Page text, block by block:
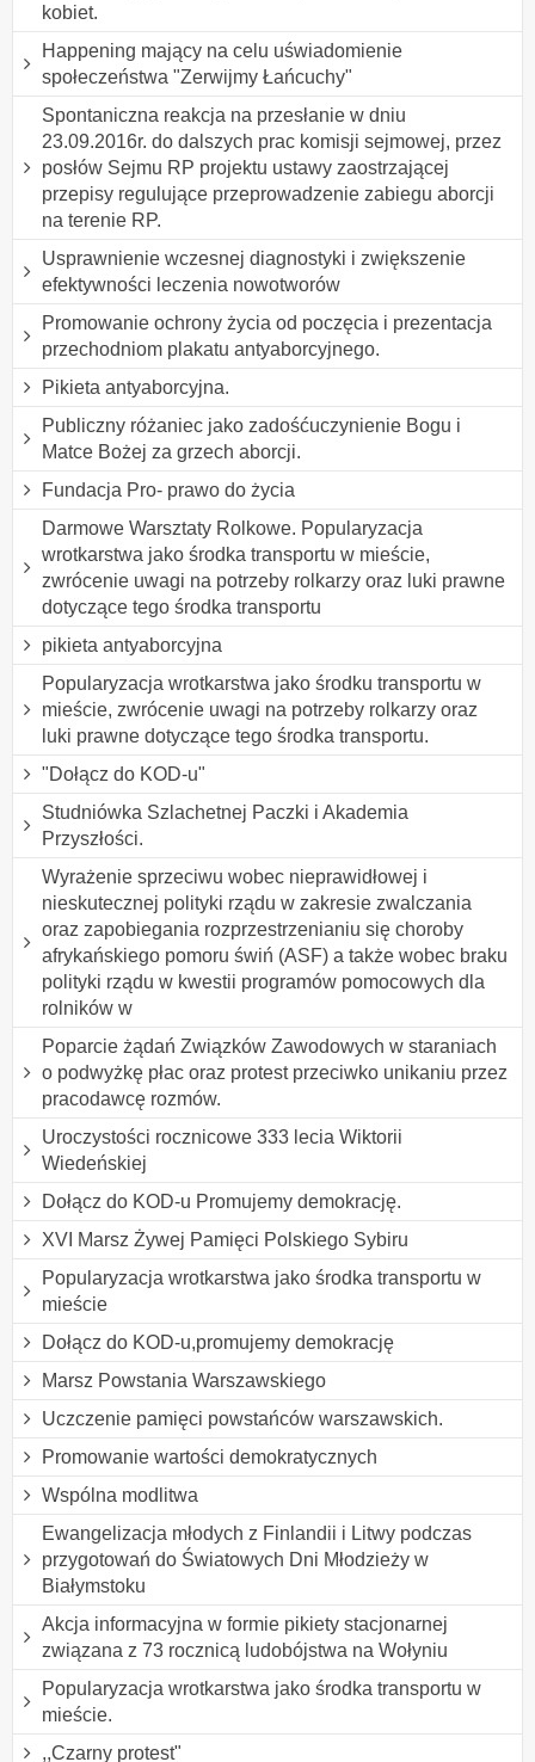
kobiet.
Happening mający na celu uświadomienie
społeczeństwa "Zerwijmy Łańcuchy"
Spontaniczna reakcja na przesłanie w dniu
23.09.2016r. do dalszych prac komisji sejmowej, przez
posłów Sejmu RP projektu ustawy zaostrzającej
przepisy regulujące przeprowadzenie zabiegu aborcji
na terenie RP.
Usprawnienie wczesnej diagnostyki i zwiększenie
efektywności leczenia nowotworów
Promowanie ochrony życia od poczęcia i prezentacja
przechodniom plakatu antyaborcyjnego.
Pikieta antyaborcyjna.
Publiczny różaniec jako zadośćuczynienie Bogu i
Matce Bożej za grzech aborcji.
Fundacja Pro- prawo do życia
Darmowe Warsztaty Rolkowe. Popularyzacja
wrotkarstwa jako środka transportu w mieście,
zwrócenie uwagi na potrzeby rolkarzy oraz luki prawne
dotyczące tego środka transportu
pikieta antyaborcyjna
Popularyzacja wrotkarstwa jako środku transportu w
mieście, zwrócenie uwagi na potrzeby rolkarzy oraz
luki prawne dotyczące tego środka transportu.
"Dołącz do KOD-u"
Studniówka Szlachetnej Paczki i Akademia
Przyszłości.
Wyrażenie sprzeciwu wobec nieprawidłowej i
nieskutecznej polityki rządu w zakresie zwalczania
oraz zapobiegania rozprzestrzenianiu się choroby
afrykańskiego pomoru świń (ASF) a także wobec braku
polityki rządu w kwestii programów pomocowych dla
rolników w
Poparcie żądań Związków Zawodowych w staraniach
o podwyżkę płac oraz protest przeciwko unikaniu przez
pracodawcę rozmów.
Uroczystości rocznicowe 333 lecia Wiktorii
Wiedeńskiej
Dołącz do KOD-u Promujemy demokrację.
XVI Marsz Żywej Pamięci Polskiego Sybiru
Popularyzacja wrotkarstwa jako środka transportu w
mieście
Dołącz do KOD-u,promujemy demokrację
Marsz Powstania Warszawskiego
Uczczenie pamięci powstańców warszawskich.
Promowanie wartości demokratycznych
Wspólna modlitwa
Ewangelizacja młodych z Finlandii i Litwy podczas
przygotowań do Światowych Dni Młodzieży w
Białymstoku
Akcja informacyjna w formie pikiety stacjonarnej
związana z 73 rocznicą ludobójstwa na Wołyniu
Popularyzacja wrotkarstwa jako środka transportu w
mieście.
,,Czarny protest"